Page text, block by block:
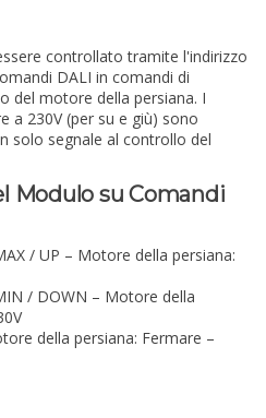
controllato tramite l'indirizzo
DALI in comandi di
del motore della persiana. I
a 230V (per su e giù) sono
solo segnale al controllo del
Modulo su Comandi
/ UP – Motore della persiana:
/ DOWN – Motore della
della persiana: Fermare –